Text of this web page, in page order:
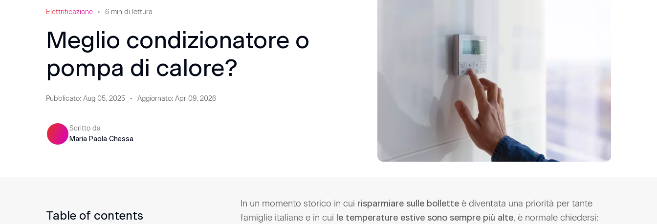
Elettrificazione 6 min di lettura
Meglio condizionatore o
pompa di calore?
Pubblicato: Aug 05, 2025 Aggiornato: Apr 09, 2026
Scritto da
Maria Paola Chessa
Table of contents
In un momento storico in cui risparmiare sulle bollette è diventata una priorità per tante
famiglie italiane e in cui
le temperature estive sono sempre più alte, è normale chiedersi: